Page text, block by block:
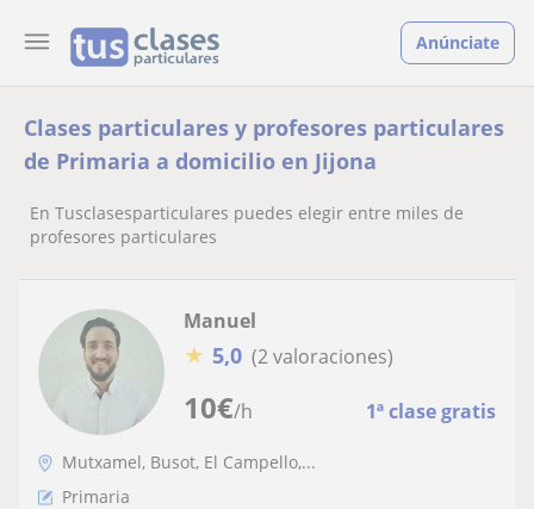
Anúnciate
Clases particulares y profesores particulares
de Primaria a domicilio en Jijona
En Tusclasesparticulares puedes elegir entre miles de
profesores particulares
10€/h 1ª clase gratis
Manuel
★ 5,0 (2 valoraciones)
Mutxamel, Busot, El Campello,...
Primaria